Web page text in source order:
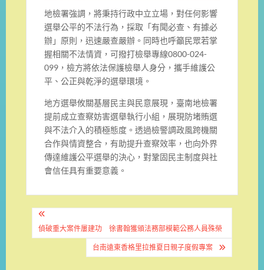
地檢署強調，將秉持行政中立立場，對任何影響
選舉公平的不法行為，採取「有聞必查、有據必
辦」原則，迅速嚴查嚴辦。同時也呼籲民眾若掌
握相關不法情資，可撥打檢舉專線0800-024-
099，檢方將依法保護檢舉人身分，攜手維護公
平、公正與乾淨的選舉環境。
地方選舉攸關基層民主與民意展現，臺南地檢署
提前成立查察妨害選舉執行小組，展現防堵賄選
與不法介入的積極態度。透過檢警調政風跨機關
合作與情資整合，有助提升查察效率，也向外界
傳達維護公平選舉的決心，對鞏固民主制度與社
會信任具有重要意義。
文
章偵破重大案件屢建功 徐書翰獲頒法務部模範公務人員殊榮
台南遠東香格里拉推夏日親子度假專案